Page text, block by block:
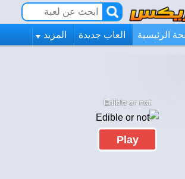
الرئيسية العاب جديدة المزيد
Edible or not
Play